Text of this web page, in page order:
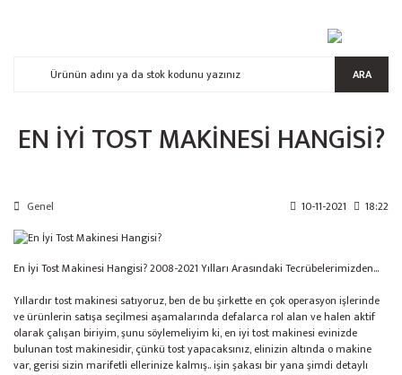
ARA
EN İYI TOST MAKINESI HANGISI?
Genel 10-11-2021 18:22
En İyi Tost Makinesi Hangisi? 2008-2021 Yılları Arasındaki Tecrübelerimizden...
Yıllardır tost makinesi satıyoruz, ben de bu şirkette en çok operasyon işlerinde
ve ürünlerin satışa seçilmesi aşamalarında defalarca rol alan ve halen aktif
olarak çalışan biriyim, şunu söylemeliyim ki, en iyi tost makinesi evinizde
bulunan tost makinesidir, çünkü tost yapacaksınız, elinizin altında o makine
var, gerisi sizin marifetli ellerinize kalmış.. işin şakası bir yana şimdi detaylı